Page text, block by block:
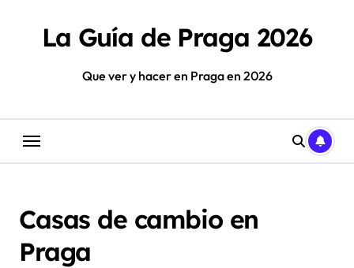
contenidoLa Guía de Praga 2026
Que ver y hacer en Praga en 2026
Casas de cambio en
Praga